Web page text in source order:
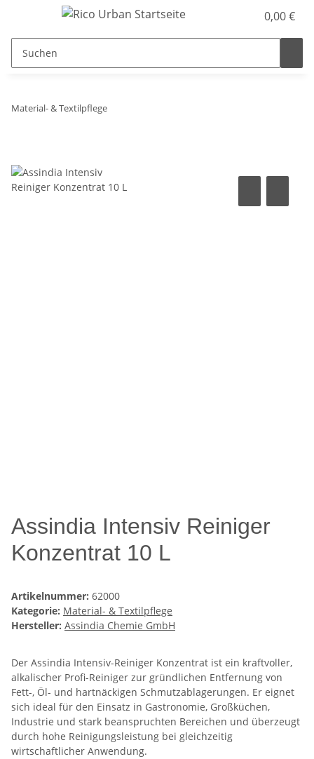
0,00 €
Material- & Textilpflege
Assindia Intensiv Reiniger
Konzentrat 10 L
Artikelnummer: 62000
Kategorie: Material- & Textilpflege
Hersteller: Assindia Chemie GmbH
Der Assindia Intensiv-Reiniger Konzentrat ist ein kraftvoller,
alkalischer Profi-Reiniger zur gründlichen Entfernung von
Fett-, Öl- und hartnäckigen Schmutzablagerungen. Er eignet
sich ideal für den Einsatz in Gastronomie, Großküchen,
Industrie und stark beanspruchten Bereichen und überzeugt
durch hohe Reinigungsleistung bei gleichzeitig
wirtschaftlicher Anwendung.